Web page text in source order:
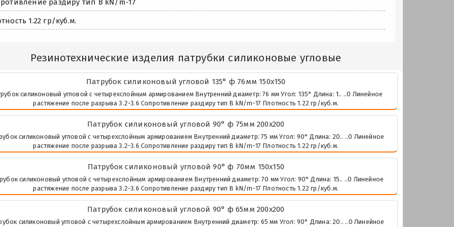
раздиру тип В kN/m-17
1.22 гр/куб.м.
Резинотехнические изделия патрубки силиконовые угловые
Патрубок силиконовый угловой 135° ф 76мм 150х150
силиконовый угловой с четырехслойным армированием Внутренний диаметр: 76 мм Угол: 135° Длина: 1.. ..0 Линейное
растяжение после разрыва 3.2-3.6 Сопротивление раздиру тип В kN/m-17 Плотность 1.22 гр/куб.м.
Патрубок силиконовый угловой 90° ф 75мм 200х200
силиконовый угловой с четырехслойным армированием Внутренний диаметр: 75 мм Угол: 90° Длина: 20.. ..0 Линейное
растяжение после разрыва 3.2-3.6 Сопротивление раздиру тип В kN/m-17 Плотность 1.22 гр/куб.м.
Патрубок силиконовый угловой 90° ф 70мм 150х150
силиконовый угловой с четырехслойным армированием Внутренний диаметр: 70 мм Угол: 90° Длина: 15.. ..0 Линейное
растяжение после разрыва 3.2-3.6 Сопротивление раздиру тип В kN/m-17 Плотность 1.22 гр/куб.м.
Патрубок силиконовый угловой 90° ф 65мм 200х200
силиконовый угловой с четырехслойным армированием Внутренний диаметр: 65 мм Угол: 90° Длина: 20.. ..0 Линейное